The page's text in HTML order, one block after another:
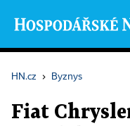
HN.cz › Byznys
Fiat